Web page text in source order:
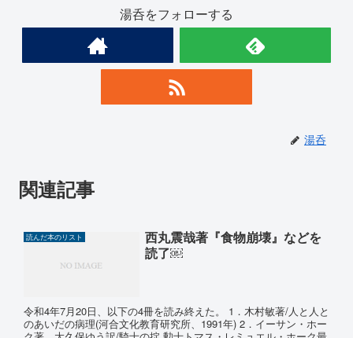
湯呑をフォローする
湯呑
関連記事
読んだ本のリスト
西丸震哉著『食物崩壊』などを
読了￼
令和4年7月20日、以下の4冊を読み終えた。 1．木村敏著/人と人と
のあいだの病理(河合文化教育研究所、1991年) 2．イーサン・ホー